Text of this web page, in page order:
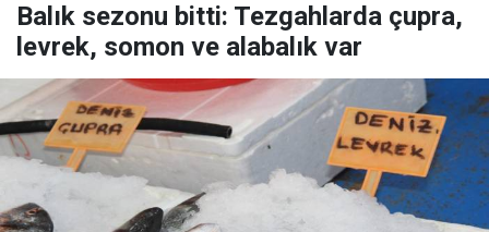
Balık sezonu bitti: Tezgahlarda çupra,
levrek, somon ve alabalık var